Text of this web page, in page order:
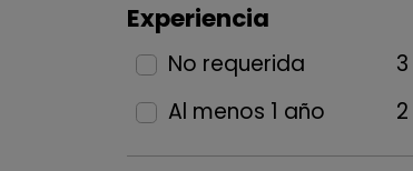
Experiencia
No requerida
3
Al menos 1 año
2